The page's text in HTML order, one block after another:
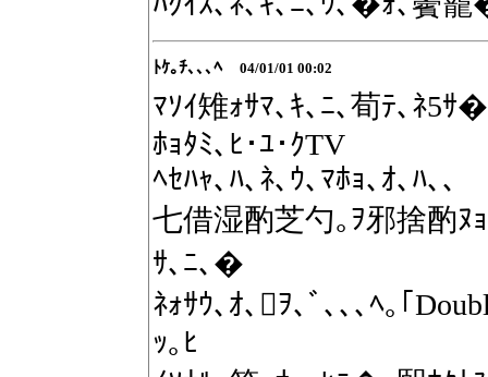
ﾄｹ｡ﾁ､､､ﾍ 04/01/01 00:02
ﾏｿｲ雉ｫｻﾏ､ｷ､ﾆ､荀ﾃ､ﾈ5ｻ
ﾎｮﾀﾐ､ﾋ･ﾕ･ｸTV
ﾍｾﾊｬ､ﾊ､ﾈ､ｳ､ﾏﾎｮ､ｵ､ﾊ､､
七借湿酌芝勺｡ｦ邪捨酌ﾇ
ｻ､ﾆ､�
ﾈｫｻｳ､ｵ､ｦ､ﾞ､､､ﾍ｡｢
ｯ｡ﾋ